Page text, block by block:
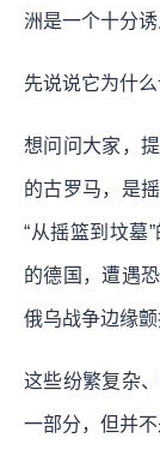
洲是一个十分
先说说它为什么
想问问大家，
的古罗马，是
“从摇篮到坟墓
的德国，遭遇
俄乌战争边缘颤
这些纷繁复杂
一部分，但并不